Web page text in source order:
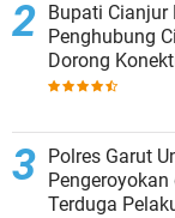
Bupati Cianjur
Penghubung
Dorong
Ekonomi
Polres Garut
Terduga